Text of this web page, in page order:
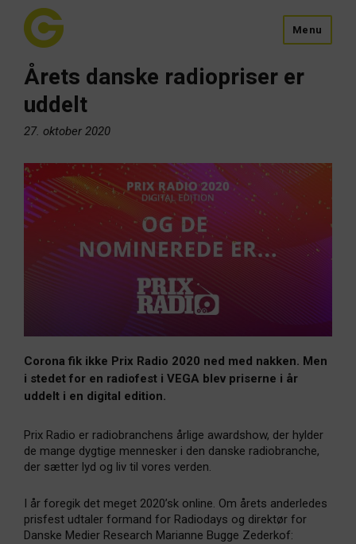
Menu
Årets danske radiopriser er
uddelt
27. oktober 2020
Corona fik ikke Prix Radio 2020 ned med nakken. Men
i stedet for en radiofest i VEGA blev priserne i år
uddelt i en digital edition.
Prix Radio er radiobranchens årlige awardshow, der hylder
de mange dygtige mennesker i den danske radiobranche,
der sætter lyd og liv til vores verden.
I år foregik det meget 2020’sk online. Om årets anderledes
prisfest udtaler formand for Radiodays og direktør for
Danske Medier Research Marianne Bugge Zederkof: